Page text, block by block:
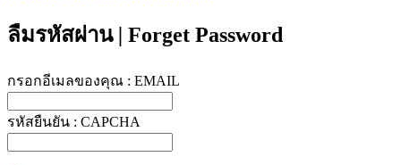
ลืมรหัสผ่าน | Forget Password
กรอกอีเมลของคุณ : EMAIL
รหัสยืนยัน : CAPCHA